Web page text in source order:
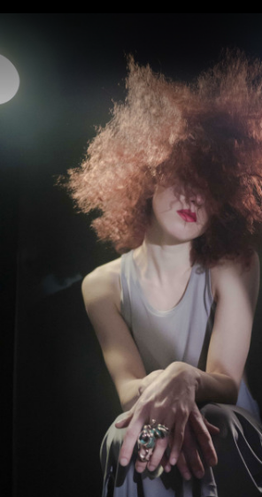
News Musik Videos
MarieMarie - O